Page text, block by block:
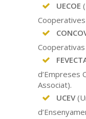
UECOE
Cooperativas
d’Empreses
Associat).
UCEV